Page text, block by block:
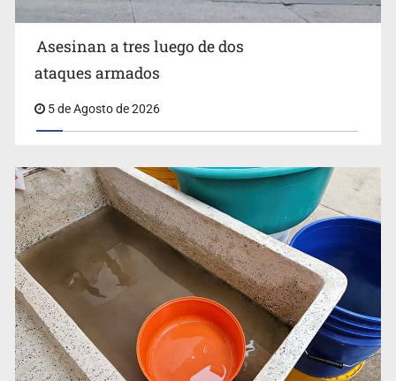
Vinculan a pareja que extorsionaba con peluches para
exigir 'cobro de piso'
Asesinan a tres luego de dos
ataques armados
5 de Agosto de 2026